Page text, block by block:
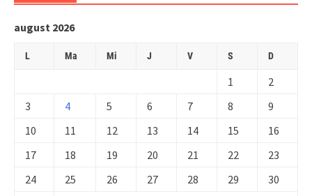
august 2026
L Ma Mi J V S D
1
2
3
4 5 6 7 8
9
10
11 12 13 14 15
16
17
18 19 20 21 22
23
24
25 26 27 28 29
30